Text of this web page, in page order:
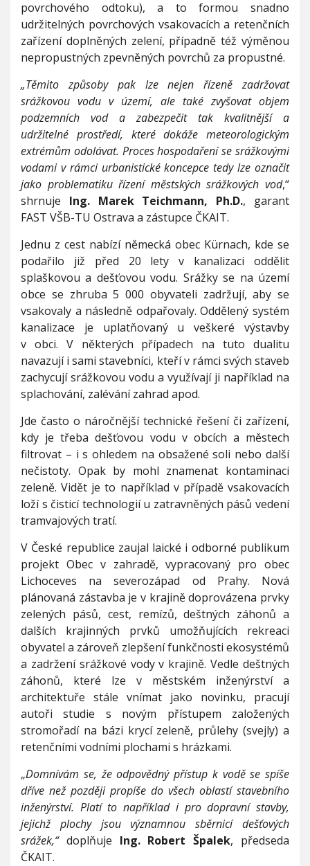
povrchového odtoku), a to formou snadno
udržitelných povrchových vsakovacích a retenčních
zařízení doplněných zelení, případně též výměnou
nepropustných zpevněných povrchů za propustné.
„Těmito způsoby pak lze nejen řízeně zadržovat
srážkovou vodu v území, ale také zvyšovat objem
podzemních vod a zabezpečit tak kvalitnější a
udržitelné prostředí, které dokáže meteorologickým
extrémům odolávat. Proces hospodaření se srážkovými
vodami v rámci urbanistické koncepce tedy lze označit
jako problematiku řízení městských srážkových vod,“
shrnuje Ing. Marek Teichmann, Ph.D., garant
FAST VŠB-TU Ostrava a zástupce ČKAIT.
Jednu z cest nabízí německá obec Kürnach, kde se
podařilo již před 20 lety v kanalizaci oddělit
splaškovou a dešťovou vodu. Srážky se na území
obce se zhruba 5 000 obyvateli zadržují, aby se
vsakovaly a následně odpařovaly. Oddělený systém
kanalizace je uplatňovaný u veškeré výstavby
v obci. V některých případech na tuto dualitu
navazují i sami stavebníci, kteří v rámci svých staveb
zachycují srážkovou vodu a využívají ji například na
splachování, zalévání zahrad apod.
Jde často o náročnější technické řešení či zařízení,
kdy je třeba dešťovou vodu v obcích a městech
filtrovat – i s ohledem na obsažené soli nebo další
nečistoty. Opak by mohl znamenat kontaminaci
zeleně. Vidět je to například v případě vsakovacích
loží s čisticí technologií u zatravněných pásů vedení
tramvajových tratí.
V České republice zaujal laické i odborné publikum
projekt Obec v zahradě, vypracovaný pro obec
Lichoceves na severozápad od Prahy. Nová
plánovaná zástavba je v krajině doprovázena prvky
zelených pásů, cest, remízů, deštných záhonů a
dalších krajinných prvků umožňujících rekreaci
obyvatel a zároveň zlepšení funkčnosti ekosystémů
a zadržení srážkové vody v krajině. Vedle deštných
záhonů, které lze v městském inženýrství a
architektuře stále vnímat jako novinku, pracují
autoři studie s novým přístupem založených
stromořadí na bázi krycí zeleně, průlehy (svejly) a
retenčními vodními plochami s hrázkami.
„Domnívám se, že odpovědný přístup k vodě se spíše
dříve než později propíše do všech oblastí stavebního
inženýrství. Platí to například i pro dopravní stavby,
jejichž plochy jsou významnou sběrnicí dešťových
srážek,“ doplňuje Ing. Robert Špalek, předseda
ČKAIT.